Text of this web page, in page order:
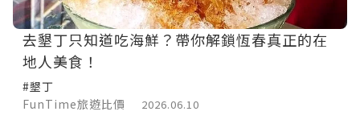
去墾丁只知道吃海鮮？帶你解鎖恆春真正的在
地人美食！
#墾丁
FunTime旅遊比價
2026.06.10